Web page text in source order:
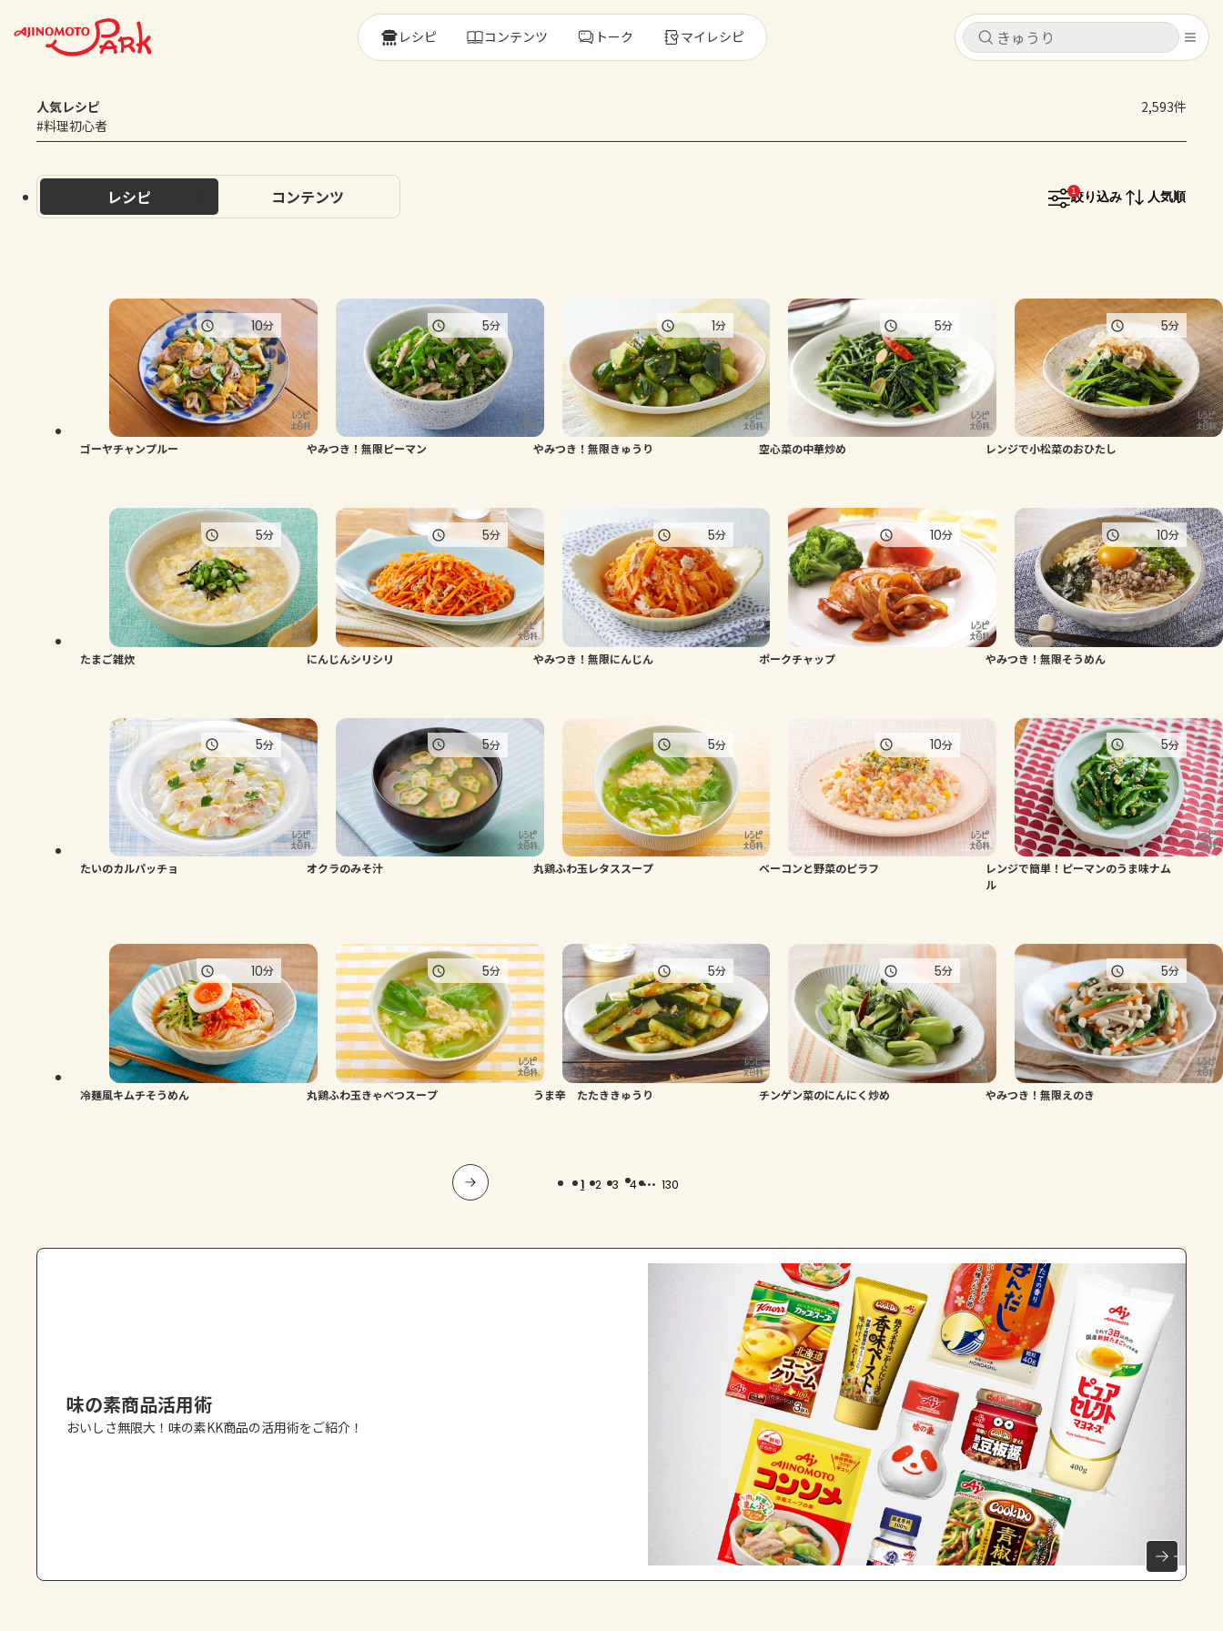
キャンセル
トーク
よくあるお問い合わせ
AJINOMOTO PARK とは
キャンセル
レシピ コンテンツ トーク マイレシピ
人気レシピ
2,593件
#料理初心者
レシピ コンテンツ 1
絞り込み 人気順
ゴーヤチャンプルー
10分
やみつき！無限ピーマン
5分
やみつき！無限きゅうり
1分
空心菜の中華炒め
5分
レンジで小松菜のおひたし
5分
たまご雑炊
5分
にんじんシリシリ
5分
やみつき！無限にんじん
5分
ポークチャップ
10分
やみつき！無限そうめん
10分
たいのカルパッチョ
5分
オクラのみそ汁
5分
丸鶏ふわ玉レタススープ
5分
ベーコンと野菜のピラフ
10分
レンジで簡単！ピーマンのうま味ナム
ル
5分
冷麺風キムチそうめん
10分
丸鶏ふわ玉きゃべつスープ
5分
うま辛 たたききゅうり
5分
チンゲン菜のにんにく炒め
5分
やみつき！無限えのき
5分
1 2 3 4 ... 130
味の素商品活用術
おいしさ無限大！味の素KK商品の活用術をご紹介！